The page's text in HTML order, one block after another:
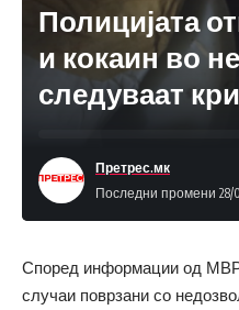
Полицијата
и кокаин во
следуваат
Последни промени 28/
Претрес.мк
Според информации од
случаи поврзани со